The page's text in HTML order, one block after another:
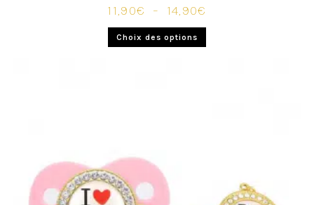
11,90€ – 14,90€
Choix des options